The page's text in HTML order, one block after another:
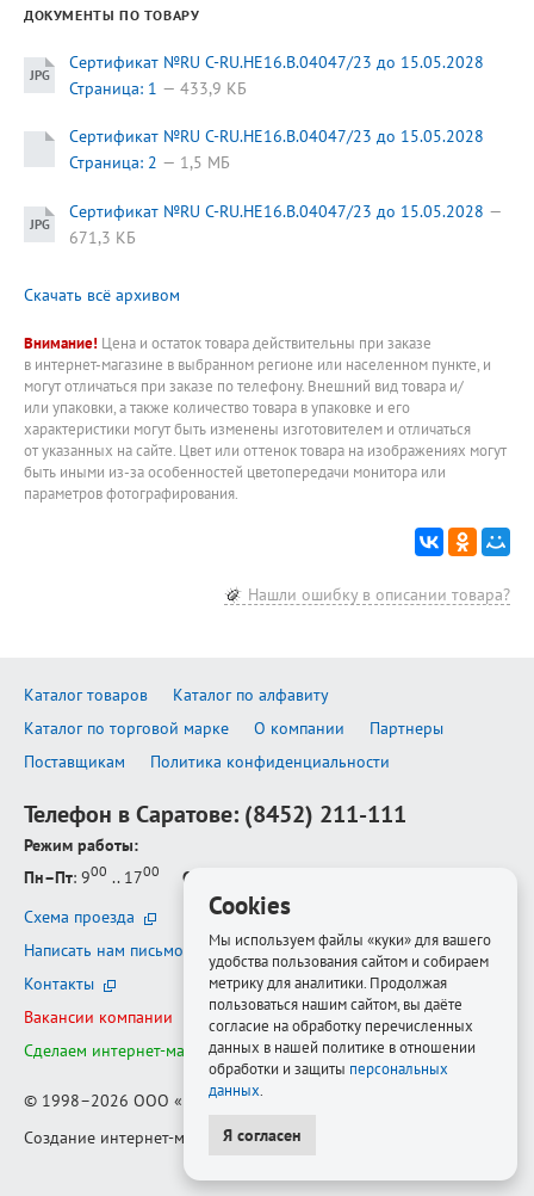
ДОКУМЕНТЫ ПО ТОВАРУ
Сертификат №RU C-RU.HE16.B.04047/23 до 15.05.2028
Страница: 1
433,9 КБ
Сертификат №RU C-RU.HE16.B.04047/23 до 15.05.2028
Страница: 2
1,5 МБ
Сертификат №RU C-RU.HE16.B.04047/23 до 15.05.2028
671,3 КБ
Скачать всё архивом
Внимание! Цена и остаток товара действительны при заказе
в интернет-магазине в выбранном регионе или населенном пункте, и
могут отличаться при заказе по телефону. Внешний вид товара и/
или упаковки, а также количество товара в упаковке и его
характеристики могут быть изменены изготовителем и отличаться
от указанных на сайте. Цвет или оттенок товара на изображениях могут
быть иными из-за особенностей цветопередачи монитора или
параметров фотографирования.
Нашли ошибку в описании товара?
Каталог товаров
Каталог по алфавиту
Каталог по торговой марке
О компании
Партнеры
Поставщикам
Политика конфиденциальности
Телефон в Саратове: (8452) 211-111
Режим работы:
Пн–Пт: 900 .. 1700 Сб–Вс
Схема проезда
Написать нам письмо
Контакты
Вакансии компании
Сделаем интернет-магазин ещё лучше
© 1998–2026 ООО «Белфорт-РМ»
Создание интернет-магазина—Медиапродукт
Cookies
Мы используем файлы «куки» для вашего
удобства пользования сайтом и собираем
метрику для аналитики. Продолжая
пользоваться нашим сайтом, вы даёте
согласие на обработку перечисленных
данных в нашей политике в отношении
обработки и защиты персональных
данных
Я согласен